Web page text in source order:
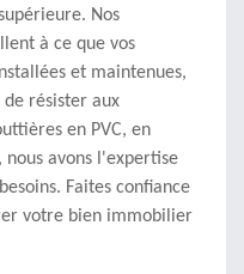
Nos
à ce que vos
et maintenues,
résister aux
en PVC, en
avons l'expertise
Faites confiance
votre bien immobilier